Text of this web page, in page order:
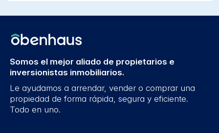
Somos el mejor aliado de propietarios e
inversionistas inmobiliarios.
Le ayudamos a arrendar, vender o comprar una
propiedad de forma rápida, segura y eficiente.
Todo en uno.